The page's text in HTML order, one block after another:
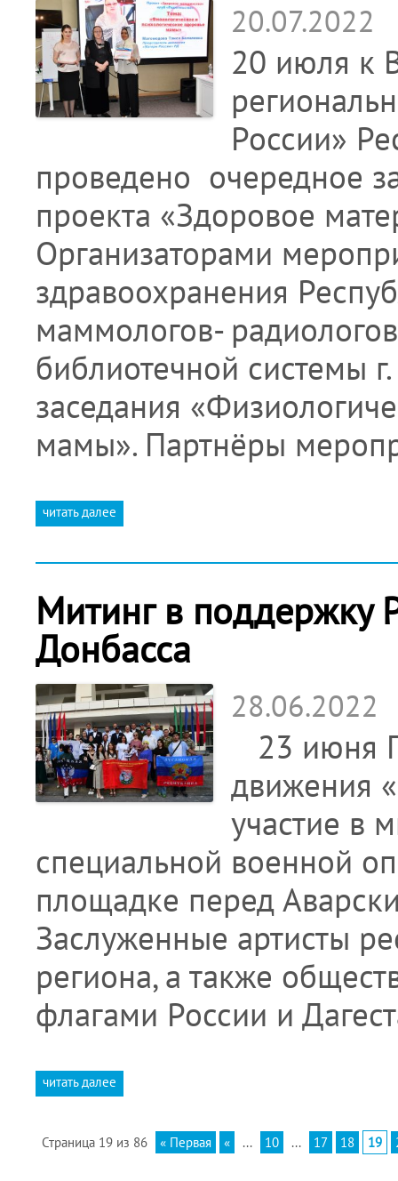
20.07.2022
20 июля к
России»
проведено очередное
проекта «Здоровое
Организаторами
здравоохранения
маммологов-
библиотечной системы
заседания
мамы». Партнёры
читать далее
Митинг в поддержку
Донбасса
28.06.2022
23 июня
движения
участие в
специальной военной
площадке перед
Заслуженные артисты
региона, а также
флагами России и
читать далее
Страница 19 из 86 « Первая « ... 10 ... 17 18 19